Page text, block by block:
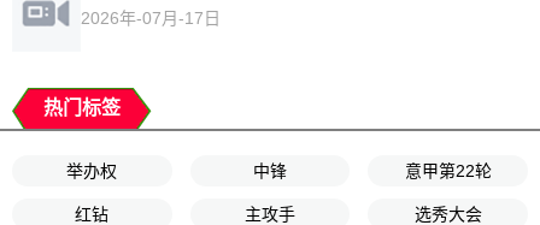
2026年-07月-17日
热门标签
举办权 中锋 意甲第22轮
红钻 主攻手 选秀大会